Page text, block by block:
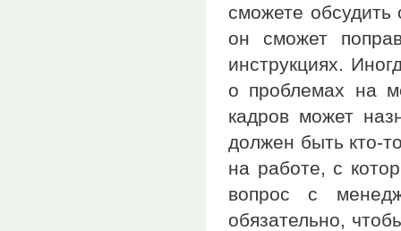
сможете
он сможет
инструкциях.
о проблемах на
кадров может
должен быть кто-
на работе, с
вопрос с
обязательно,